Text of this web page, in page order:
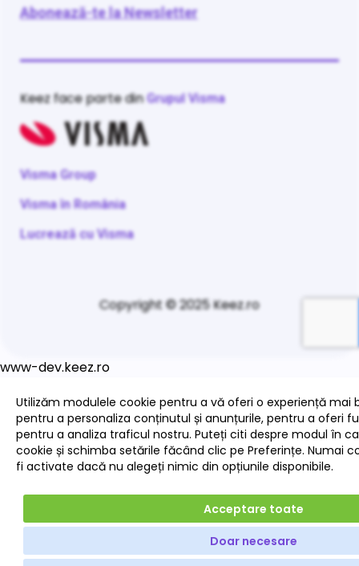
Abonează-te la Newsletter
Keez face parte dinGrupul Visma
Visma Group
Visma în România
Lucrează cu Visma
Copyright © 2025 Keez.ro
www-dev.keez.ro